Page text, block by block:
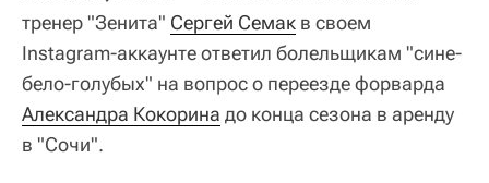
тренер "Зенита" Сергей Семак в своем
Instagram-аккаунте ответил болельщикам "сине-
бело-голубых" на вопрос о переезде форварда
Александра Кокорина до конца сезона в аренду
в "Сочи".